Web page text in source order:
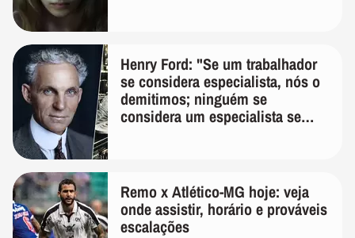
Henry Ford: "Se um trabalhador
se considera especialista, nós o
demitimos; ninguém se
considera um especialista se
Remo x Atlético-MG hoje: veja
onde assistir, horário e prováveis
escalações